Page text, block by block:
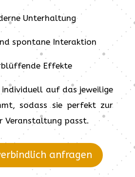
Unterhaltung
spontane Interaktion
Effekte
individuell auf das jeweilige
sodass sie perfekt zur
Veranstaltung passt.
anfragen